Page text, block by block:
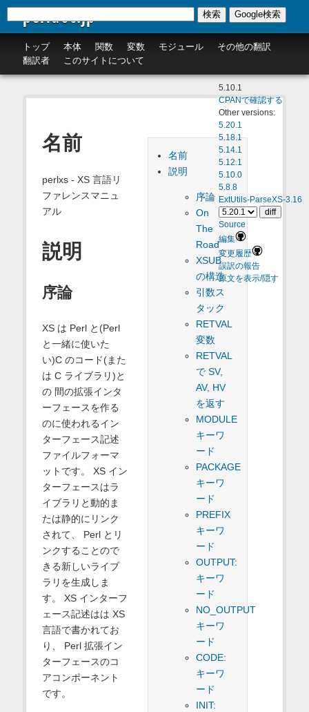
perldoc.jp
トップ 本体 関数 変数 モジュール
その他の翻訳
翻訳者
このサイトについて
検索 Google検索
5.10.1
CPANで確認する
Other versions:
5.20.1
5.18.1
5.14.1
5.12.1
5.10.0
5.8.8
ExtUtils-ParseXS-3.16
Source
編集
変更履歴
誤訳の報告
原文を表示/隠す
名前
説明
序論
On
The
Road
XSUB
の構造
引数ス
タック
RETVAL
変数
RETVAL
で SV,
AV, HV
を返す
MODULE
キーワ
ード
PACKAGE
キーワ
ード
PREFIX
キーワ
ード
OUTPUT:
キーワ
ード
NO_OUTPUT
キーワ
ード
CODE:
キーワ
ード
INIT:
名前
perlxs - XS 言語リ
ファレンスマニュ
アル
説明
序論
XS は Perl と(Perl
と一緒に使いた
い)C のコード(また
は C ライブラリ)と
の 間の拡張インタ
ーフェースを作る
のに使われるイン
ターフェース記述
ファイルフォーマ
ットです。 XS イン
ターフェースはラ
イブラリと動的ま
たは静的にリンク
されて、 Perl とリ
ンクすることので
きる新しいライブ
ラリを生成しま
す。 XS インターフ
ェース記述はは XS
言語で書かれてお
り、 Perl 拡張イン
ターフェースのコ
アコンポーネント
です。